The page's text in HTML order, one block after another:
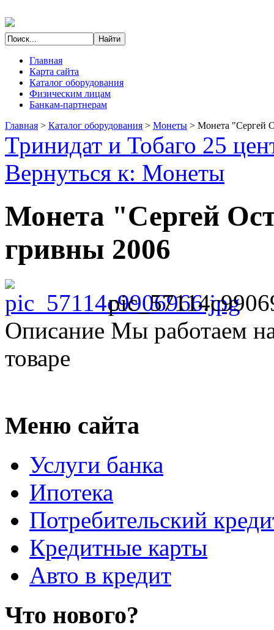
Главная
Карта сайта
Каталог оборудования
Физическим лицам
Банкам-партнерам
Главная > Каталог оборудования > Монеты > Монета "Сергей
Тринидат и Тобаго 25
Вернуться к: Монеты
Монета "Сергей
гривны 2006
Описание Мы работаем
товаре
Меню сайта
Услуги банка
Ипотека
Потребительский
Кредитные карты
Авто в кредит
Что нового?